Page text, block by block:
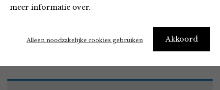
meer informatie over.
Akkoord
Alleen noodzakelijke cookies gebruiken
Home Winkel Accessoires Must Haves